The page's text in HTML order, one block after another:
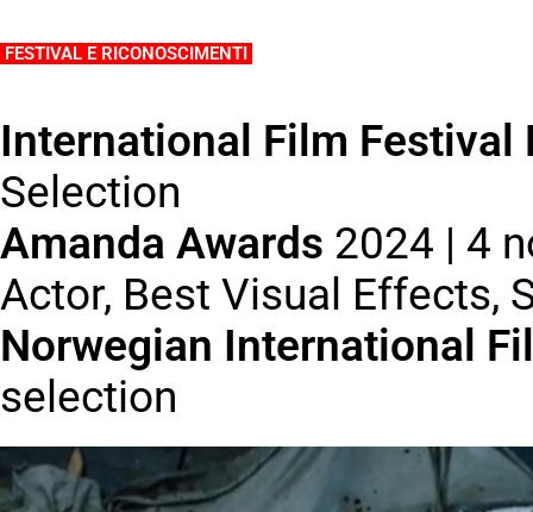
FESTIVAL E RICONOSCIMENTI
International Film
Selection
Amanda Awards 2024 | 4
Actor, Best Visual Effects,
Norwegian International
selection